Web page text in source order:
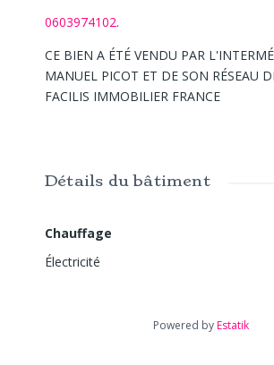
0603974102.
CE BIEN A ÉTÉ VENDU PAR
MANUEL PICOT ET DE SON RÉSEAU
FACILIS IMMOBILIER FRANCE
Détails du bâtiment
Chauffage
Électricité
Powered byEstatik